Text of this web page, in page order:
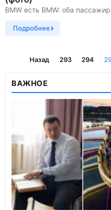
BMW есть BMW: оба
Подробнее
Назад 293 294
ВАЖНОЕ